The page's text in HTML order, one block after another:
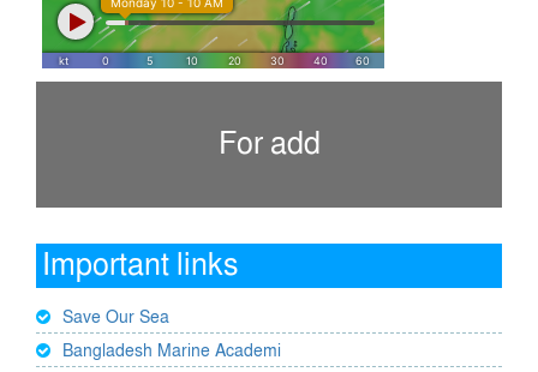
For add
Important links
Save Our Sea
Bangladesh Marine Academi